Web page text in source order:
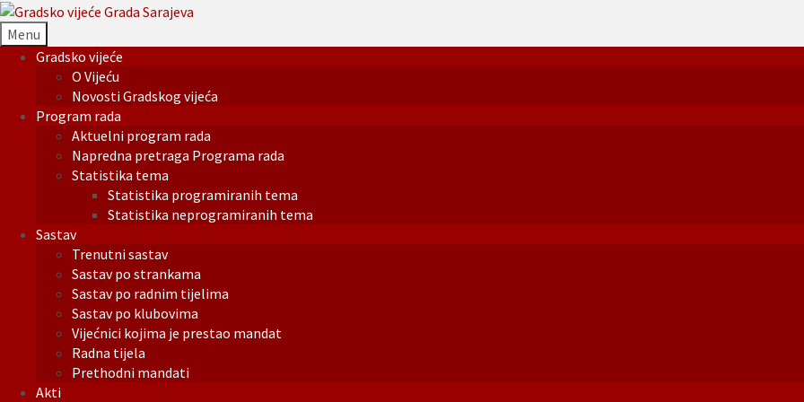
Menu
Gradsko vijeće
O Vijeću
Novosti Gradskog vijeća
Program rada
Aktuelni program rada
Napredna pretraga Programa rada
Statistika tema
Statistika programiranih tema
Statistika neprogramiranih tema
Sastav
Trenutni sastav
Sastav po strankama
Sastav po radnim tijelima
Sastav po klubovima
Vijećnici kojima je prestao mandat
Radna tijela
Prethodni mandati
Akti